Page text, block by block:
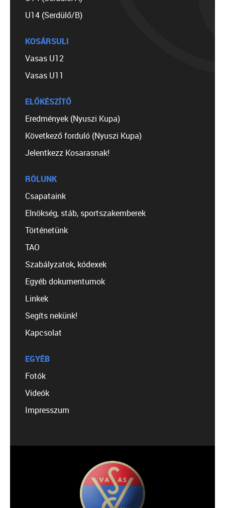
U14 (Serdülő/B)
KOSÁRSULI
Vasas U12
Vasas U11
ELŐKÉSZÍTŐ
Eredmények (Nyuszi Kupa)
Következő forduló (Nyuszi Kupa)
Jelentkezz Kosarasnak!
RÓLUNK
Csapataink
Elnökség, stáb, sportszakemberek
Történetünk
TAO
Szabályzatok, kódexek
Egyéb dokumentumok
Linkek
Segíts nekünk!
Kapcsolat
EGYÉB
Fotók
Videók
Impresszum